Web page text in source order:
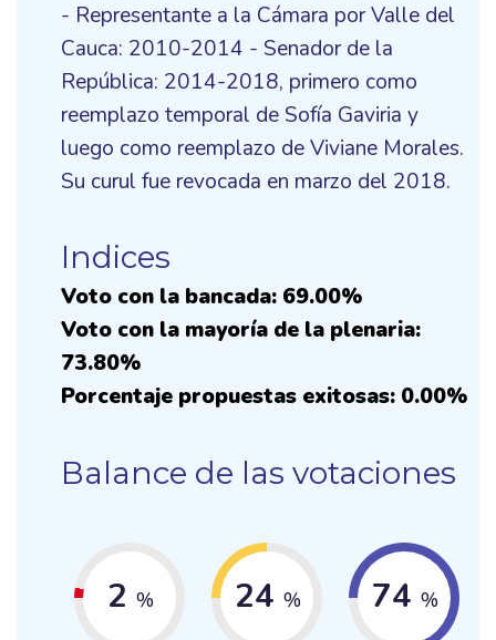
- Representante a la Cámara por Valle del
Cauca: 2010-2014 - Senador de la
República: 2014-2018, primero como
reemplazo temporal de Sofía Gaviria y
luego como reemplazo de Viviane Morales.
Su curul fue revocada en marzo del 2018.
Indices
Voto con la bancada: 69.00%
Voto con la mayoría de la plenaria:
73.80%
Porcentaje propuestas exitosas: 0.00%
Balance de las votaciones
2 % 24 % 74 %